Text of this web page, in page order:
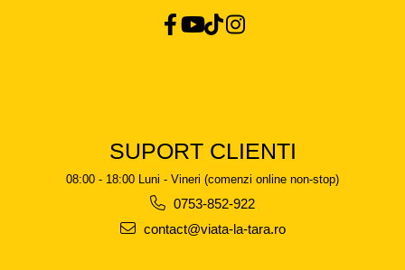
SUPORT CLIENTI
08:00 - 18:00 Luni - Vineri (comenzi online non-stop)
0753-852-922
contact@viata-la-tara.ro